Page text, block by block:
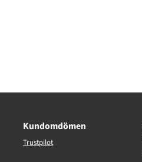
Kundomdömen
Trustpilot